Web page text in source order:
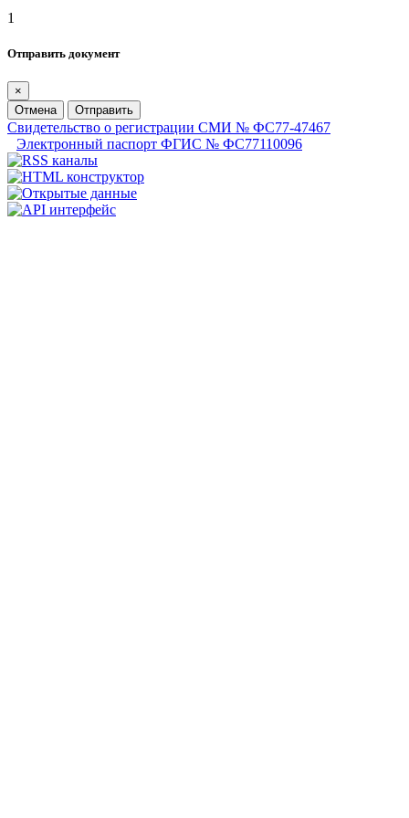
1
Отправить документ
×
Отмена
Отправить
Свидетельство о регистрации СМИ № ФС77-47467
Электронный паспорт ФГИС № ФС77110096